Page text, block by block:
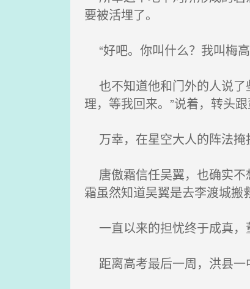
要被活埋了。
“好吧。你叫什么？我叫梅
也不知道他和门外的人说了
理，等我回来。”说着，转头
万幸，在星空大人的阵法掩
唐傲霜信任吴翼，也确实不
霜虽然知道吴翼是去李渡城搬
一直以来的担忧终于成真，
距离高考最后一周，洪县一